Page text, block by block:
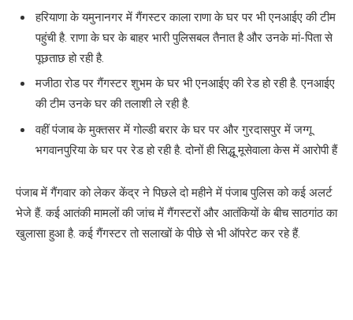
हरियाणा के यमुनानगर में गैंगस्टर काला राणा के घर पर भी एनआईए की टीम
पहुंची है. राणा के घर के बाहर भारी पुलिसबल तैनात है और उनके मां-पिता से
पूछताछ हो रही है.
मजीठा रोड पर गैंगस्टर शुभम के घर भी एनआईए की रेड हो रही है. एनआईए
की टीम उनके घर की तलाशी ले रही है.
वहीं पंजाब के मुक्तसर में गोल्डी बरार के घर पर और गुरदासपुर में जग्गू
भगवानपुरिया के घर पर रेड हो रही है. दोनों ही सिद्धू मूसेवाला केस में आरोपी हैं
पंजाब में गैंगवार को लेकर केंद्र ने पिछले दो महीने में पंजाब पुलिस को कई अलर्ट
भेजे हैं. कई आतंकी मामलों की जांच में गैंगस्टरों और आतंकियों के बीच साठगांठ का
खुलासा हुआ है. कई गैंगस्टर तो सलाखों के पीछे से भी ऑपरेट कर रहे हैं.